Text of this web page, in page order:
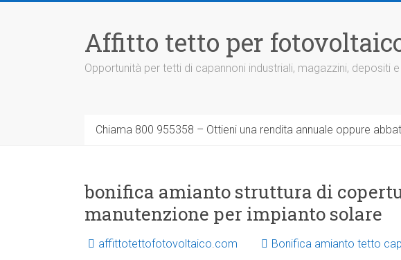
Affitto tetto per
Opportunità per tetti di capannoni industriali, magazzini,
Chiama 800 955358 – Ottieni una rendita annuale oppure
bonifica amianto struttura di
manutenzione per impianto solare
affittotettofotovoltaico.com Bonifica amianto tetto